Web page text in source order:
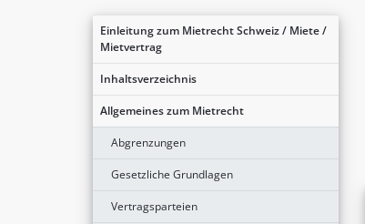
Einleitung zum Mietrecht Schweiz / Miete /
Mietvertrag
Inhaltsverzeichnis
Allgemeines zum Mietrecht
Abgrenzungen
Gesetzliche Grundlagen
Vertragsparteien